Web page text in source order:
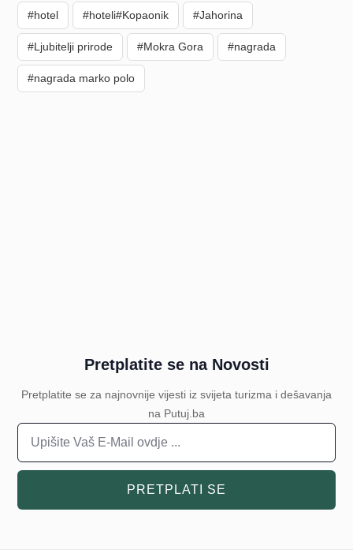
#hotel #hoteli#Kopaonik #Jahorina
#Ljubitelji prirode #Mokra Gora #nagrada
#nagrada marko polo
Pretplatite se na Novosti
Pretplatite se za najnovnije vijesti iz svijeta turizma i dešavanja
na Putuj.ba
PRETPLATI SE